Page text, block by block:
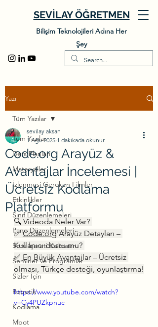
SEVİLAY ÖĞRETMEN
Bilişim Teknolojileri Adına Her
Şey
Yazı
Tüm Yazılar
Ders Planları
Materyaller
İzlenmesi Gereken Filmler
Etkinlikler
Sınıf Düzenlemeleri
Pano Düzenlemeleri
Soru İşareti Kalmasın
Seminer ve Programlar
Sizler İçin
Robotik
Kodlama
Mbot
Tüm Yazılar
Code.org Arayüz &
Avantajlar İncelemesi |
Ücretsiz Kodlama
Platformu
sevilay aksan
1 Ağu 2025 1 dakikada okunur
🔍 Videoda Neler Var?
✅ Code.org Arayüz Detayları –
Kullanıcı dostu mu?
✅ En Büyük Avantajlar – Ücretsiz
olması, Türkçe desteği, oyunlaştırma!
https://www.youtube.com/watch?
v=Cy4PUZkpnuc